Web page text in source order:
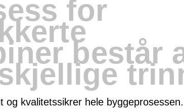
for
består
og kvalitetssikrer hele byggeprosessen.